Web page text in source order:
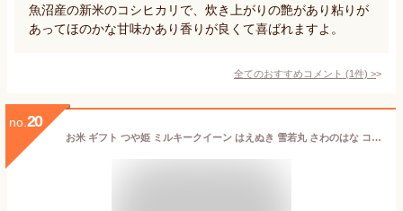
魚沼産の新米のコシヒカリで、炊き上がりの艶があり粘りが
あってほのかな甘味かあり香りが良くて喜ばれますよ。
全てのおすすめコメント (1件) >
no. 20
お米 ギフト つや姫 ミルキークイーン はえぬき 雪若丸 さわのはな コシヒカリ 食べ比べ セット 山形県産 贈答用 こめイロ6 誕生日 減農薬 減化学肥料 特A米 精米 ギフト 新生活応援 産地直送 内祝い 送料無料 ビンゴ 景品 お歳暮 ご年始